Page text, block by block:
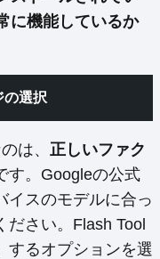
に機能しているか
選択
は、 正しいファク
す。Googleの公式
イスのモデルに合っ
さい。Flash Tool
するオプションを選